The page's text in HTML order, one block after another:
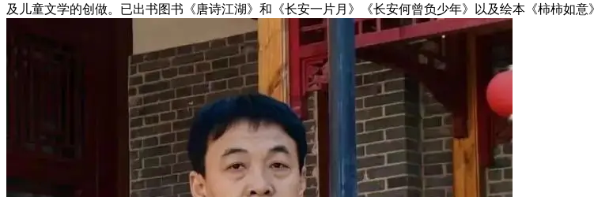
及儿童文学的创做。已出书图书《唐诗江湖》和《长安一片月》《长安何曾负少年》以及绘本《柿柿如意